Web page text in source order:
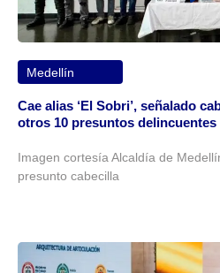
Medellín
Cae alias ‘El Sobri’, señalado
otros 10 presuntos delincuentes
Imagen cortesía Alcaldía de
presunto cabecilla